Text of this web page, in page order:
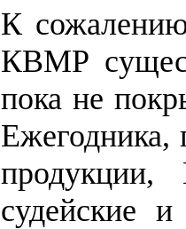
К
КВМР
пока не
Ежегодника,
продукции,
судейские